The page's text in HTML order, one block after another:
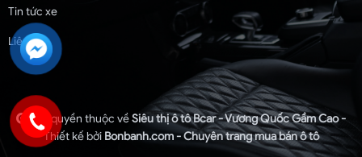
Tin tức xe
Liên hệ
Bản quyền thuộc vềSiêu thị ô tô Bcar - Vương Quốc Gầm Cao -
Thiết kế bởi Bonbanh.com - Chuyên trang mua bán ô tô